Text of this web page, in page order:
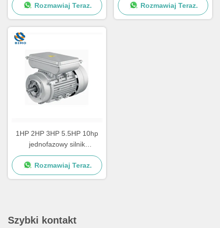
asynchroniczny
Rozmawiaj Teraz.
indukcyjny żelaza
Rozmawiaj Teraz.
1HP 2HP 3HP 5.5HP 10hp
jednofazowy silnik
elektryczny do klimatyzatora
Rozmawiaj Teraz.
Szybki kontakt